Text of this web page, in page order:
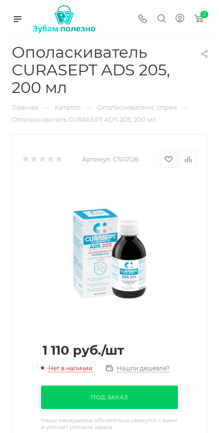
0
Ополаскиватель
CURASEPT ADS 205,
200 мл
Главная — Каталог — Ополаскиватели, спреи —
Ополаскиватель CURASEPT ADS 205, 200 мл
Артикул: CS02126
1 110 руб./шт
Нет в наличии Нашли дешевле?
ПОД ЗАКАЗ
Наши менеджеры обязательно свяжутся с вами
и уточнят условия заказа